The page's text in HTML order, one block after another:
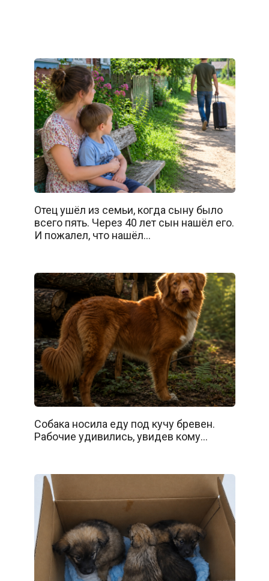
Отец ушёл из семьи, когда сыну было
всего пять. Через 40 лет сын нашёл его.
И пожалел, что нашёл…
Собака носила еду под кучу бревен.
Рабочие удивились, увидев кому…